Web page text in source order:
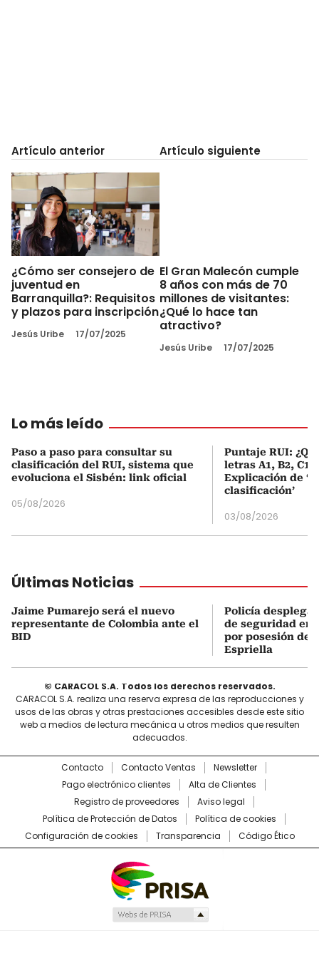
Artículo anterior
¿Cómo ser consejero de
juventud en
Barranquilla?: Requisitos
y plazos para inscripción
Jesús Uribe 17/07/2025
Artículo siguiente
El Gran Malecón cumple
8 años con más de 70
millones de visitantes:
¿Qué lo hace tan
atractivo?
Jesús Uribe 17/07/2025
Lo más leído
Paso a paso para consultar su
clasificación del RUI, sistema que
evoluciona el Sisbén: link oficial
05/08/2026
Puntaje RUI:
letras A1, B2, C1
Explicación de
clasificación’
03/08/2026
Últimas Noticias
Jaime Pumarejo será el nuevo
representante de Colombia ante el
BID
Policía
de seguridad en
por posesión de
Espriella
© CARACOL S.A. Todos los derechos reservados.
CARACOL S.A. realiza una reserva expresa de las reproducciones y
usos de las obras y otras prestaciones accesibles desde este sitio
web a medios de lectura mecánica u otros medios que resulten
adecuados.
Contacto Contacto Ventas
Newsletter
Pago electrónico clientes
Alta de Clientes
Registro de proveedores
Aviso legal
Política de Protección de Datos
Política de cookies
Configuración de cookies
Transparencia Código Ético